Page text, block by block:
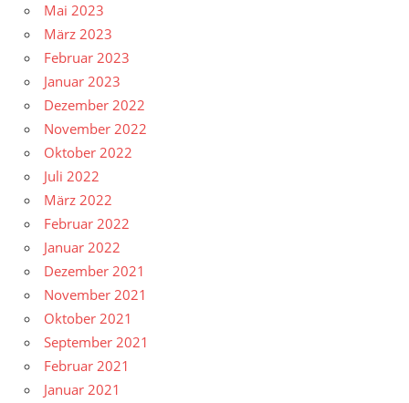
Mai 2023
März 2023
Februar 2023
Januar 2023
Dezember 2022
November 2022
Oktober 2022
Juli 2022
März 2022
Februar 2022
Januar 2022
Dezember 2021
November 2021
Oktober 2021
September 2021
Februar 2021
Januar 2021